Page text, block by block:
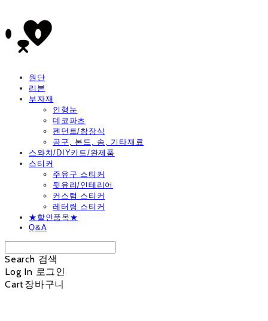
원단
리본
부자재
인형눈
데코파츠
펜던트/참장식
공구, 본드, 솜, 기타재료
스와치/DIY키트/완제품
스티커
주유구 스티커
뒷유리/인테리어
커스텀 스티커
레터링 스티커
★할인품목★
Q&A
Search 검색
Log In 로그인
Cart장바구니